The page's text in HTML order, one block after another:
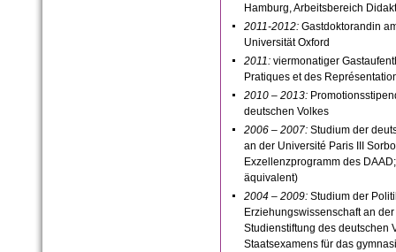
Hamburg, Arbeitsbereich
2011-2012:Gastdoktorandin
Universität Oxford
2011: viermonatiger
Pratiques et des
2010 – 2013:
deutschen Volkes
2006 – 2007:Studium der
an der Université Paris III
Exzellenzprogramm des
äquivalent)
2004 – 2009:Studium der
Erziehungswissenschaft an
Studienstiftung des deutschen
Staatsexamens für das